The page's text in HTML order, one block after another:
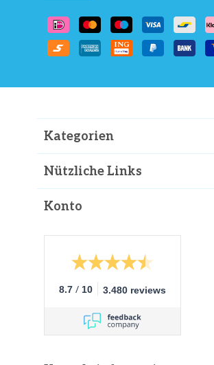
Kategorien
Nützliche Links
Konto
8.7 / 10 3.480 reviews